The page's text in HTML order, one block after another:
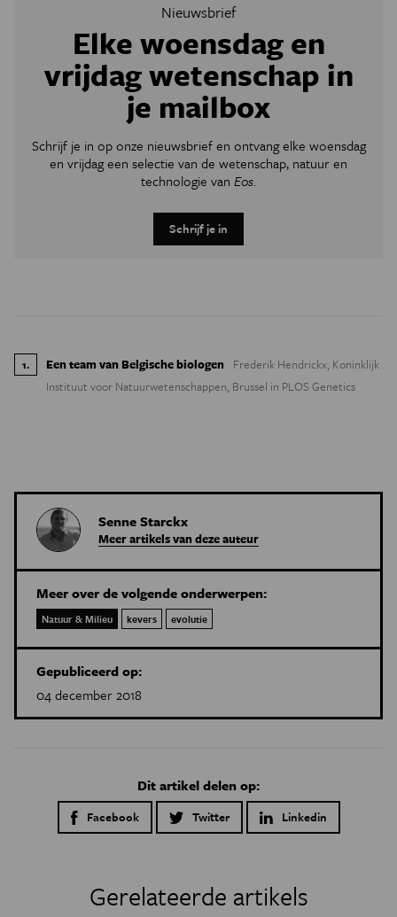
Nieuwsbrief
Elke woensdag en
vrijdag wetenschap in
je mailbox
Schrijf je in op onze nieuwsbrief en ontvang elke woensdag
en vrijdag een selectie van de wetenschap, natuur en
technologie van Eos.
Schrijf je in
1. Een team van Belgische biologen Frederik Hendrickx, Koninklijk
Instituut voor Natuurwetenschappen, Brussel in PLOS Genetics
Senne Starckx
Meer artikels van deze auteur
Meer over de volgende onderwerpen:
Natuur & Milieu kevers evolutie
Gepubliceerd op:
04 december 2018
Dit artikel delen op:
Facebook Twitter Linkedin
Gerelateerde artikels